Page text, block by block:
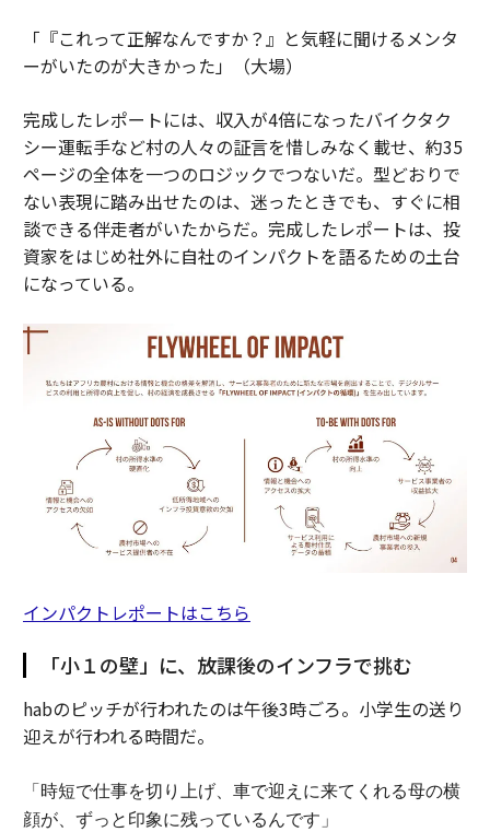
「『これって正解なんですか？』と気軽に聞けるメンタ
ーがいたのが大きかった」（大場）
完成したレポートには、収入が4倍になったバイクタク
シー運転手など村の人々の証言を惜しみなく載せ、約35
ページの全体を一つのロジックでつないだ。型どおりで
ない表現に踏み出せたのは、迷ったときでも、すぐに相
談できる伴走者がいたからだ。完成したレポートは、投
資家をはじめ社外に自社のインパクトを語るための土台
になっている。
インパクトレポートはこちら
「小１の壁」に、放課後のインフラで挑む
habのピッチが行われたのは午後3時ごろ。小学生の送り
迎えが行われる時間だ。
「時短で仕事を切り上げ、車で迎えに来てくれる母の横
顔が、ずっと印象に残っているんです」